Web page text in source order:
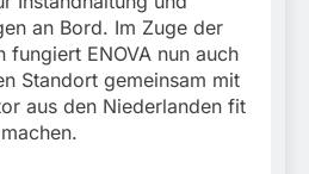
an Bord. Im Zuge der
fungiert ENOVA nun auch
Standort gemeinsam mit
aus den Niederlanden fit